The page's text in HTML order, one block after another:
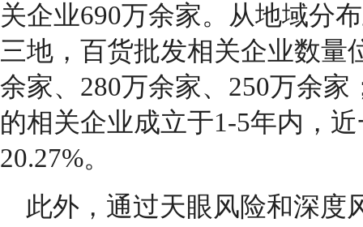
关企业690万余家。从地域分
三地，百货批发相关企业数量
余家、280万余家、250万余
的相关企业成立于1-5年内，
20.27%。
此外，通过天眼风险和深度